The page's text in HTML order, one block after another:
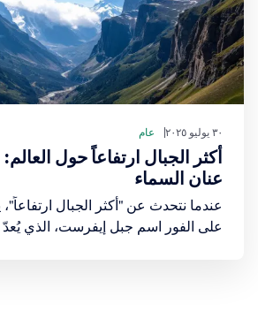
٣٠ يوليو ٢٠٢٥ عام
أكثر الجبال ارتفاعاً حول
عنان السماء
عندما نتحدث عن "أكثر الجبال ارتفاعاً"،
على الفور اسم جبل إيفرست، الذي يُعدّ